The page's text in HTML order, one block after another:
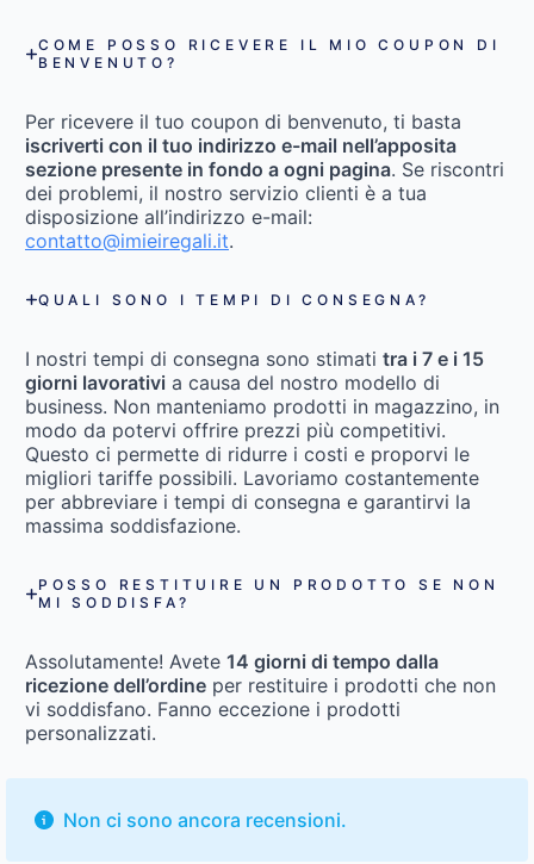
COME POSSO RICEVERE IL MIO COUPON DI
BENVENUTO?
Per ricevere il tuo coupon di benvenuto, ti basta
iscriverti con il tuo indirizzo e-mail nell’apposita
sezione presente in fondo a ogni pagina. Se riscontri
dei problemi, il nostro servizio clienti è a tua
disposizione all’indirizzo e-mail:
contatto@imieiregali.it.
QUALI SONO I TEMPI DI CONSEGNA?
I nostri tempi di consegna sono stimati tra i 7 e i 15
giorni lavorativi a causa del nostro modello di
business. Non manteniamo prodotti in magazzino, in
modo da potervi offrire prezzi più competitivi.
Questo ci permette di ridurre i costi e proporvi le
migliori tariffe possibili. Lavoriamo costantemente
per abbreviare i tempi di consegna e garantirvi la
massima soddisfazione.
POSSO RESTITUIRE UN PRODOTTO SE NON
MI SODDISFA?
Assolutamente! Avete 14 giorni di tempo dalla
ricezione dell’ordine per restituire i prodotti che non
vi soddisfano. Fanno eccezione i prodotti
personalizzati.
Non ci sono ancora recensioni.